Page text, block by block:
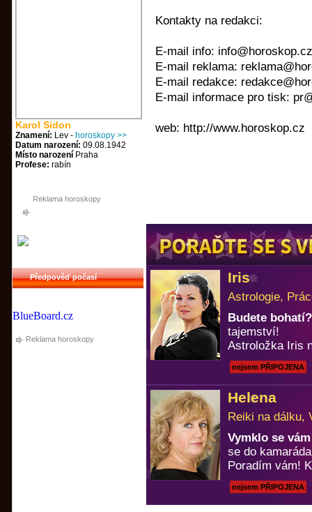
Karol Sidon
Znamení: Lev - horoskopy >>
Datum narození: 09.08.1942
Místo narození Praha
Profese: rabín
Reklama horoskopy
Předpověď počasí
BlueBoard.cz
Reklama horoskopy
Kontakty na redakci:
E-mail info: info@horoskop.cz
E-mail reklama:
E-mail redakce:
E-mail informace pro tisk:
web: http://www.horoskop.cz
Iris
Astrologie,
Budete bohatí?
tajemství!
Astroložka Iris
nejsem PŘIPOJENA
Helena
Reiki na dálku,
Vymklo se
se do
Poradím vám!
nejsem PŘIPOJENA